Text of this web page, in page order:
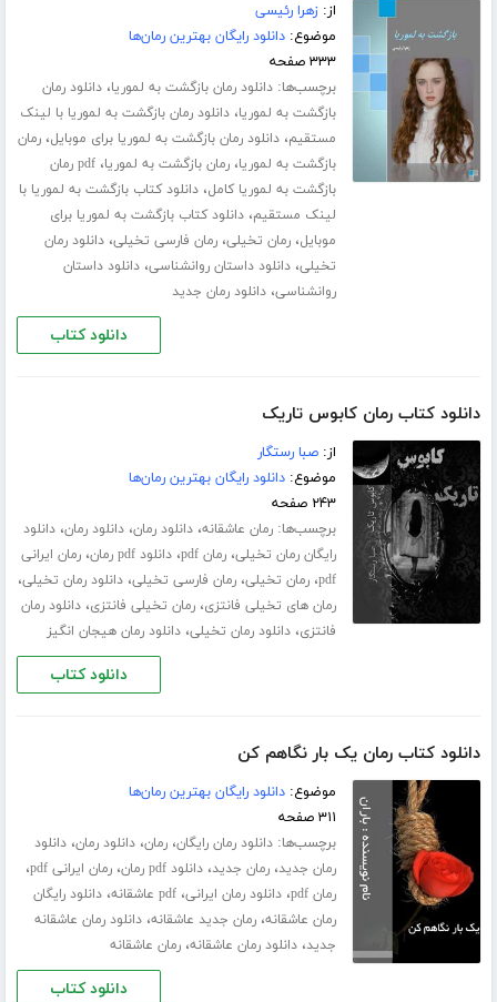
از:زهرا رئیسی
موضوع:دانلود رایگان بهترین رمان‌ها
۳۳۳ صفحه
برچسب‌ها:دانلود رمان بازگشت به لموریا،دانلود رمان
بازگشت به لموریا،دانلود رمان بازگشت به لموریا با لینک
مستقیم،دانلود رمان بازگشت به لموریا برای موبایل،رمان
بازگشت به لموریا،رمان بازگشت به لموریا،
pdf رمان
بازگشت به لموریا کامل،دانلود کتاب بازگشت به لموریا با
لینک مستقیم،دانلود کتاب بازگشت به لموریا برای
موبایل،رمان تخیلی،رمان فارسی تخیلی،دانلود رمان
تخیلی،دانلود داستان روانشناسی،دانلود داستان
روانشناسی،دانلود رمان جدید
دانلود کتاب
دانلود کتاب رمان کابوس تاریک
از:صبا رستگار
موضوع:دانلود رایگان بهترین رمان‌ها
۲۴۳ صفحه
برچسب‌ها:رمان عاشقانه،دانلود رمان،دانلود رمان،دانلود
رایگان رمان تخیلی،رمان pdf ،دانلود pdf رمان ،رمان ایرانی
pdf،رمان تخیلی،رمان فارسی تخیلی،دانلود رمان تخیلی،
رمان های تخیلی فانتزی،رمان تخیلی فانتزی،دانلود رمان
فانتزی،دانلود رمان تخیلی،دانلود رمان هیجان انگیز
دانلود کتاب
دانلود کتاب رمان یک بار نگاهم کن
موضوع:دانلود رایگان بهترین رمان‌ها
۳۱۱ صفحه
برچسب‌ها:دانلود رمان رایگان،رمان،دانلود رمان،دانلود
رمان جدید،رمان جدید،دانلود pdf رمان ،رمان ایرانی pdf ،
رمان pdf ،دانلود رمان ایرانی،pdf عاشقانه ،دانلود رایگان
رمان عاشقانه،رمان جدید عاشقانه،دانلود رمان عاشقانه
جدید،دانلود رمان عاشقانه،رمان عاشقانه
دانلود کتاب